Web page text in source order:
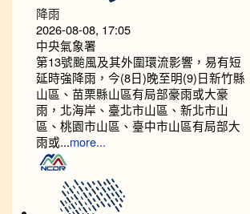
降雨
2026-08-08, 17:05
中央氣象署
第13號颱風及其外圍環流影響，易有短
延時強降雨，今(8日)晚至明(9)日新竹縣
山區、苗栗縣山區有局部豪雨或大豪
雨，北海岸、臺北市山區、新北市山
區、桃園市山區、臺中市山區有局部大
雨或...more...